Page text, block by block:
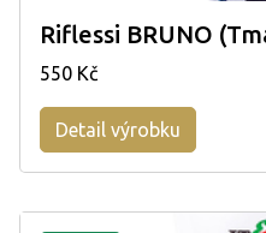
Riflessi BRUNO
550 Kč
Detail výrobku